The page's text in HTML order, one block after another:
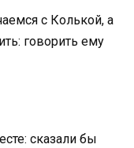
с Колькой, а
говорить ему
сказали бы